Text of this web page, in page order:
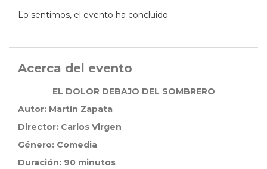
Lo sentimos, el evento ha concluido
Acerca del evento
EL DOLOR DEBAJO DEL SOMBRERO
Autor: Martín Zapata
Director: Carlos Virgen
Género: Comedia
Duración: 90 minutos